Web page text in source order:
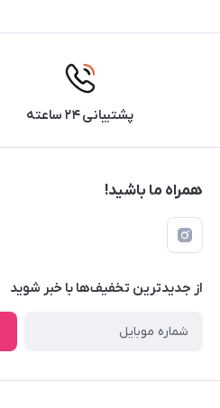
پشتیبانی ۲۴ ساعته
همراه ما باشید!
از جدید‌ترین تخفیف‌ها با‌ خبر شوید